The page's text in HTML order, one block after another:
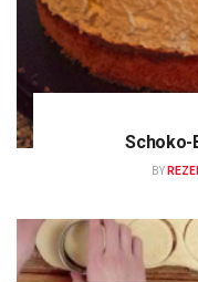
Schoko-
BY